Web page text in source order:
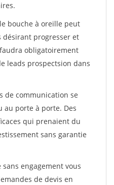
bouche à oreille peut
progresser et
obligatoirement
leads prospectsion dans
de communication se
au porte à porte. Des
qui prenaient du
sans garantie
engagement vous
de devis en